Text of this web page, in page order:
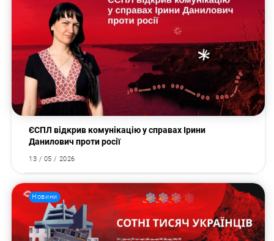
ЄСПЛ відкрив комунікацію у справах Ірини
Данилович проти росії
13 / 05 / 2026
Новини